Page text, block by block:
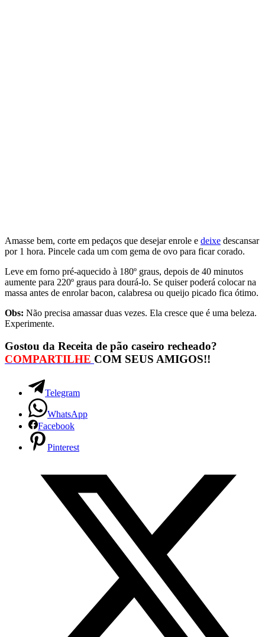
Amasse bem, corte em pedaços que desejar enrole e deixe descansar
por 1 hora. Pincele cada um com gema de ovo para ficar corado.
Leve em forno pré-aquecido à 180º graus, depois de 40 minutos
aumente para 220º graus para dourá-lo. Se quiser poderá colocar na
massa antes de enrolar bacon, calabresa ou queijo picado fica ótimo.
Obs: Não precisa amassar duas vezes. Ela cresce que é uma beleza.
Experimente.
Gostou da Receita de pão caseiro recheado?
COMPARTILHE COM SEUS AMIGOS!!
Telegram
WhatsApp
Facebook
Pinterest